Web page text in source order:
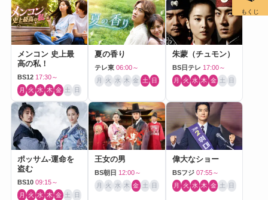
メンコン 史上最
高の私！
BS12 17:30～
月 火 水 木 金 土 日
夏の香り
テレ東 06:00～
月 火 水 木 金 土 日
朱蒙（チュモン）
BS日テレ 17:00～
月 火 水 木 金 土 日
ポッサム-運命を
盗む
BS10 09:15～
月 火 水 木 金 土 日
王女の男
BS朝日 12:00～
月 火 水 木 金 土 日
偉大なショー
BSフジ 07:55～
月 火 水 木 金 土 日
もくじ